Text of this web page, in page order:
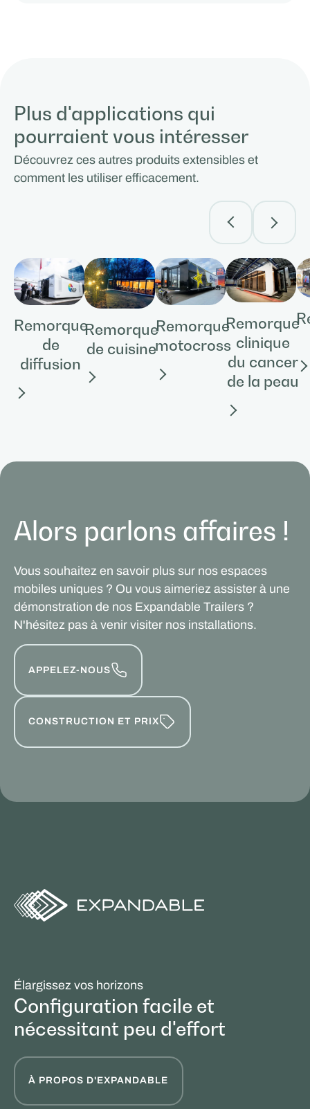
Plus d'applications qui
pourraient vous intéresser
Découvrez ces autres produits extensibles et
comment les utiliser efficacement.
Remorque
de
diffusion
Remorque
de cuisine
Remorque
motocross
Remorque
clinique
du cancer
de la peau
Alors parlons affaires !
Vous souhaitez en savoir plus sur nos espaces
mobiles uniques ? Ou vous aimeriez assister à une
démonstration de nos Expandable Trailers ?
N'hésitez pas à venir visiter nos installations.
APPELEZ-NOUS
CONSTRUCTION ET PRIX
Élargissez vos horizons
Configuration facile et
nécessitant peu d'effort
À PROPOS D'EXPANDABLE